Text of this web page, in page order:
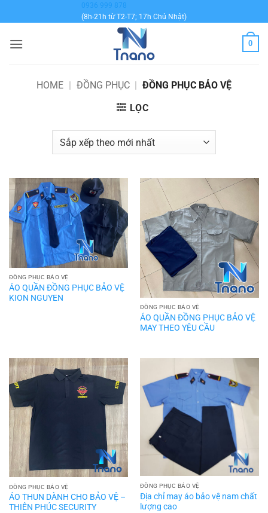
qua
dung
0936 999 878
(8h-21h từ T2-T7; 17h Chủ Nhật)
0
HOME | ĐỒNG PHỤC | ĐỒNG PHỤC BẢO VỆ
LỌC
ĐỒNG PHỤC BẢO VỆ
ÁO QUẦN ĐỒNG PHỤC BẢO VỆ
KION NGUYEN
ĐỒNG PHỤC BẢO VỆ
ÁO QUẦN ĐỒNG PHỤC BẢO VỆ
MAY THEO YÊU CẦU
ĐỒNG PHỤC BẢO VỆ
ÁO THUN DÀNH CHO BẢO VỆ –
THIÊN PHÚC SECURITY
ĐỒNG PHỤC BẢO VỆ
Địa chỉ may áo bảo vệ nam chất
lượng cao